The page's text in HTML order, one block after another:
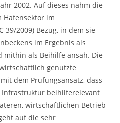
2002. Auf dieses nahm die
Hafensektor im
39/2009) Bezug, in dem sie
im Ergebnis als
als Beihilfe ansah. Die
genutzte
dem Prüfungsansatz, dass
beihilferelevant
wirtschaftlichen Betrieb
auf die sehr